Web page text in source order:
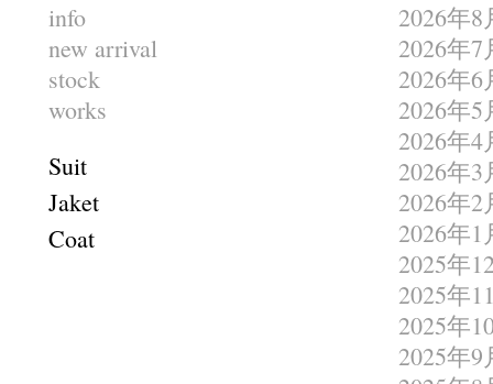
info
new arrival
stock
works
Suit
Jaket
Coat
2026年8
2026年7
2026年6
2026年5
2026年4
2026年3
2026年2
2026年1
2025年
2025年
2025年
2025年9